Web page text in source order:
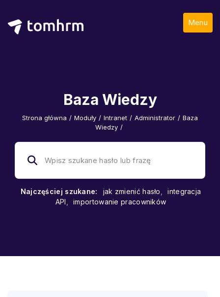
Menu
Baza Wiedzy
Strona główna / Moduły / Intranet / Administrator / Baza
Wiedzy /
Najczęściej szukane: jak zmienić hasło
integracja
API
importowanie pracowników